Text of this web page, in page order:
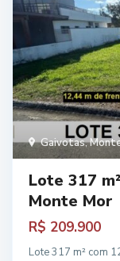
Gaivotas,
Lote 317
Monte Mor
R$ 209.900
Lote 317 m² com